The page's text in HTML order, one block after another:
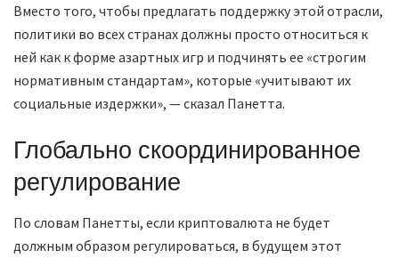
Вместо того, чтобы предлагать поддержку этой отрасли,
политики во всех странах должны просто относиться к
ней как к форме азартных игр и подчинять ее «строгим
нормативным стандартам», которые «учитывают их
социальные издержки», — сказал Панетта.
Глобально скоординированное
регулирование
По словам Панетты, если криптовалюта не будет
должным образом регулироваться, в будущем этот